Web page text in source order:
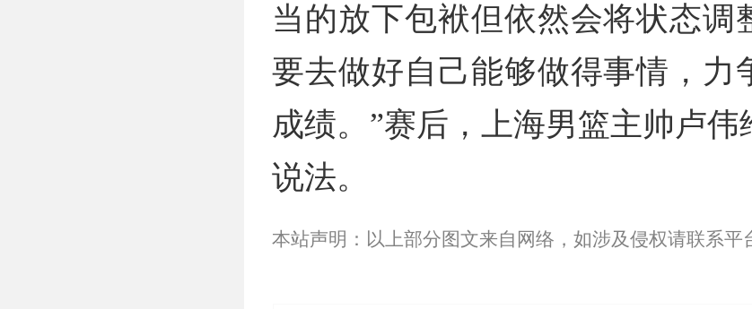
当的放下包袱但依然会将状态调
要去做好自己能够做得事情，力
成绩。”赛后，上海男篮主帅卢伟
说法。
本站声明：以上部分图文来自网络，如涉及侵权请联系平